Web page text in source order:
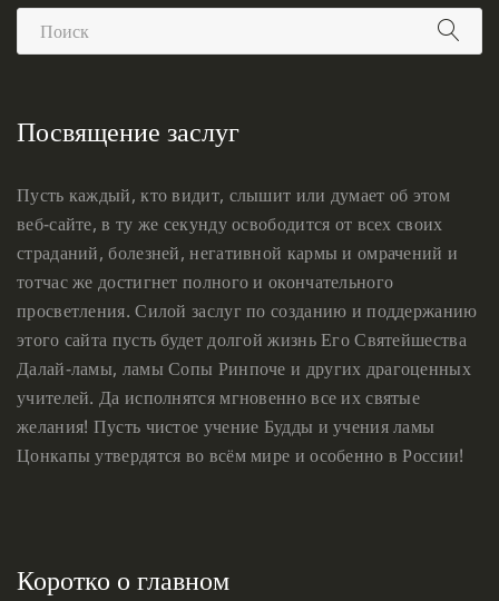
Посвящение заслуг
Пусть каждый, кто видит, слышит или думает об этом
веб-сайте, в ту же секунду освободится от всех своих
страданий, болезней, негативной кармы и омрачений и
тотчас же достигнет полного и окончательного
просветления. Силой заслуг по созданию и поддержанию
этого сайта пусть будет долгой жизнь Его Святейшества
Далай-ламы, ламы Сопы Ринпоче и других драгоценных
учителей. Да исполнятся мгновенно все их святые
желания! Пусть чистое учение Будды и учения ламы
Цонкапы утвердятся во всём мире и особенно в России!
Коротко о главном